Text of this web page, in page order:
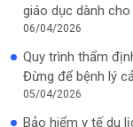
giáo dục dành
06/04/2026
Quy trình thẩm
Đừng để bệnh lý
05/04/2026
Bảo hiểm y tế du